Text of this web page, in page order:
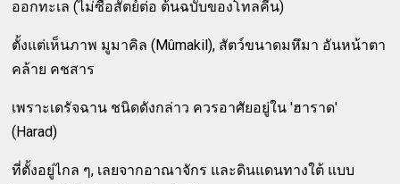
ออกทะเล (ไม่ซื่อสัตย์ต่อ ต้นฉบับของโทลคีน)
ตั้งแต่เห็นภาพ มูมาคิล (Mûmakil), สัตว์ขนาดมหึมา อันหน้าตา
คล้าย คชสาร
เพราะเดรัจฉาน ชนิดดังกล่าว ควรอาศัยอยู่ใน 'ฮาราด'
(Harad)
ที่ตั้งอยู่ไกล ๆ, เลยจากอาณาจักร และดินแดนทางใต้ แบบ